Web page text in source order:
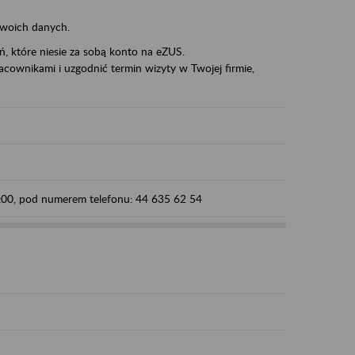
danych.
które niesie za sobą konto na eZUS.
i uzgodnić termin wizyty w Twojej firmie,
pod numerem telefonu: 44 635 62 54